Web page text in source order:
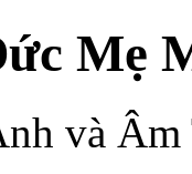
Mẹ
và Âm